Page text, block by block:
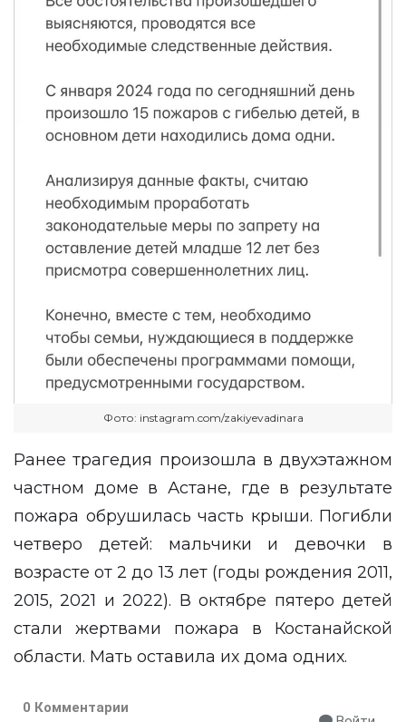
Фото: instagram.com/zakiyevadinara
Ранеетрагедия произошла в двухэтажном
частном доме в Астане, где в результате
пожара обрушилась часть крыши. Погибли
четверо детей: мальчики и девочки в
возрасте от 2 до 13 лет (годы рождения 2011,
2015, 2021 и 2022). В октябре пятеро детей
стали жертвами пожара в Костанайской
области. Мать оставила их дома одних.
0 Комментарии